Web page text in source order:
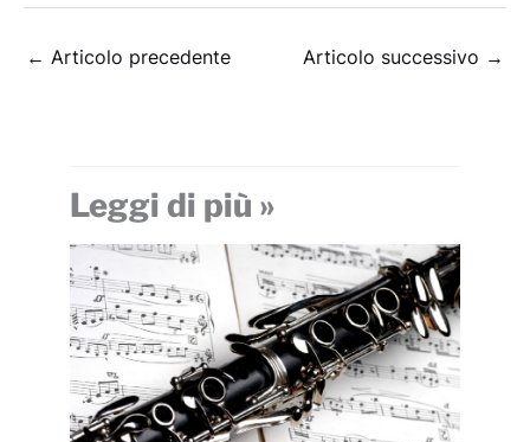
← Articolo precedente Articolo successivo →
Leggi di più »